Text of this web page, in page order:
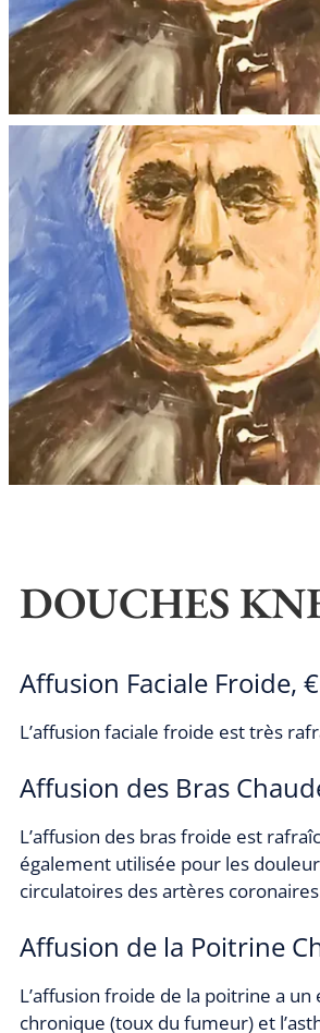
DOUCHES
Affusion Faciale Froide,
L’affusion faciale froide est très
Affusion des Bras
L’affusion des bras froide est
également utilisée pour les
circulatoires des artères
Affusion de la Poitrine
L’affusion froide de la poitrine a
chronique (toux du fumeur) et